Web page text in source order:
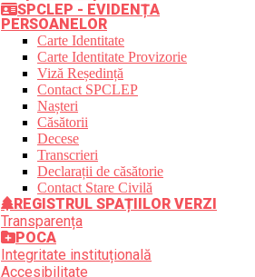
SPCLEP - EVIDENȚA
PERSOANELOR
Carte Identitate
Carte Identitate Provizorie
Viză Reședință
Contact SPCLEP
Nașteri
Căsătorii
Decese
Transcrieri
Declarații de căsătorie
Contact Stare Civilă
REGISTRUL SPAȚIILOR VERZI
Transparența
POCA
Integritate instituțională
Accesibilitate